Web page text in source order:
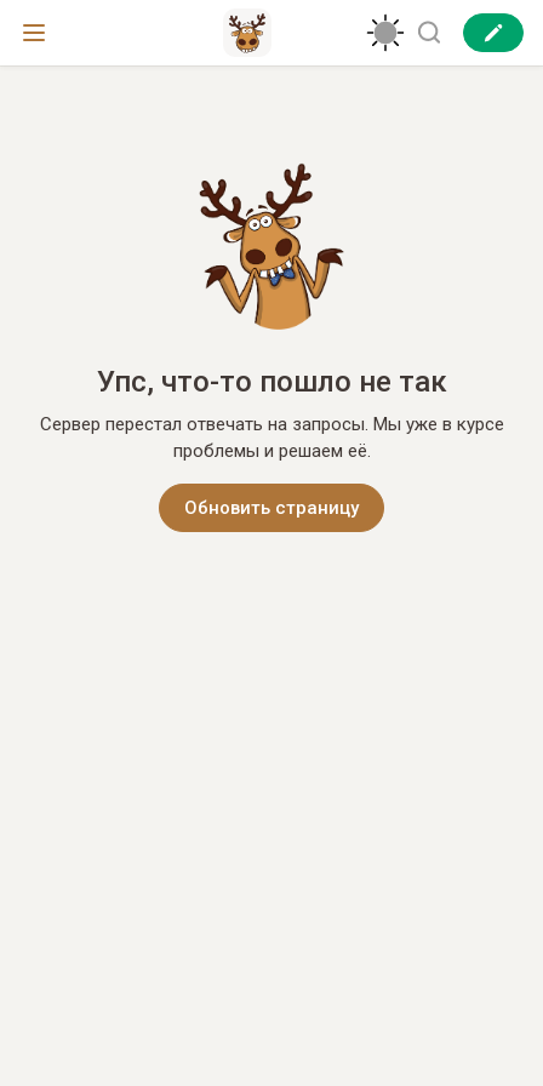
Упс, что-то пошло не так
Сервер перестал отвечать на запросы. Мы уже в курсе
проблемы и решаем её.
Обновить страницу